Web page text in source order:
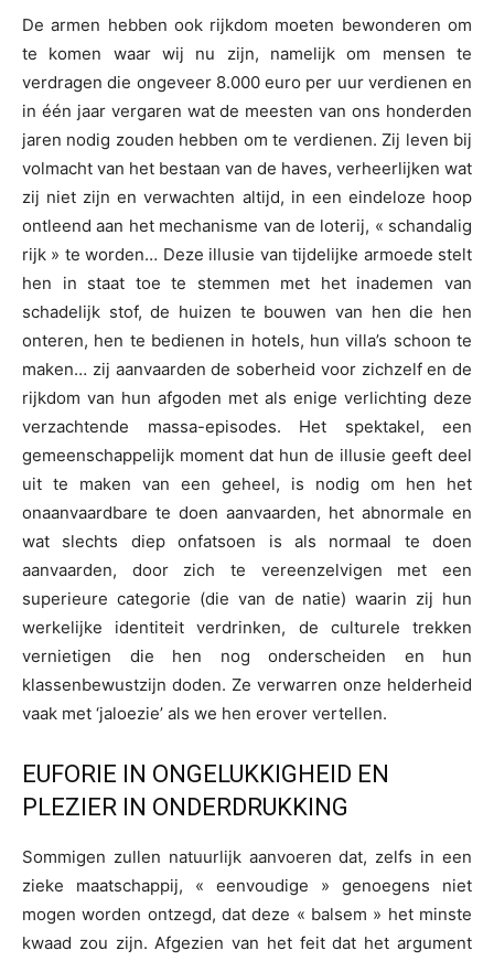
De armen hebben ook rijkdom moeten bewonderen om
te komen waar wij nu zijn, namelijk om mensen te
verdragen die ongeveer 8.000 euro per uur verdienen en
in één jaar vergaren wat de meesten van ons honderden
jaren nodig zouden hebben om te verdienen. Zij leven bij
volmacht van het bestaan van de haves, verheerlijken wat
zij niet zijn en verwachten altijd, in een eindeloze hoop
ontleend aan het mechanisme van de loterij, « schandalig
rijk » te worden… Deze illusie van tijdelijke armoede stelt
hen in staat toe te stemmen met het inademen van
schadelijk stof, de huizen te bouwen van hen die hen
onteren, hen te bedienen in hotels, hun villa’s schoon te
maken… zij aanvaarden de soberheid voor zichzelf en de
rijkdom van hun afgoden met als enige verlichting deze
verzachtende massa-episodes. Het spektakel, een
gemeenschappelijk moment dat hun de illusie geeft deel
uit te maken van een geheel, is nodig om hen het
onaanvaardbare te doen aanvaarden, het abnormale en
wat slechts diep onfatsoen is als normaal te doen
aanvaarden, door zich te vereenzelvigen met een
superieure categorie (die van de natie) waarin zij hun
werkelijke identiteit verdrinken, de culturele trekken
vernietigen die hen nog onderscheiden en hun
klassenbewustzijn doden. Ze verwarren onze helderheid
vaak met ‘jaloezie’ als we hen erover vertellen.
EUFORIE IN ONGELUKKIGHEID EN
PLEZIER IN ONDERDRUKKING
Sommigen zullen natuurlijk aanvoeren dat, zelfs in een
zieke maatschappij, « eenvoudige » genoegens niet
mogen worden ontzegd, dat deze « balsem » het minste
kwaad zou zijn. Afgezien van het feit dat het argument